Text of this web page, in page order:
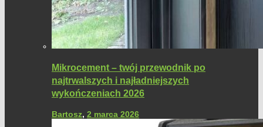
Mikrocement – twój przewodnik po
najtrwalszych i najładniejszych
wykończeniach 2026
Bartosz, 2 marca 2026